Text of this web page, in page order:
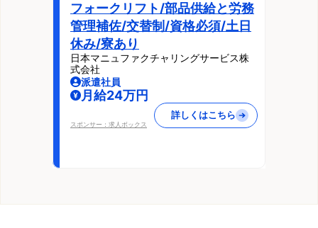
フォークリフト/部品供給と労務
管理補佐/交替制/資格必須/土日
休み/寮あり
日本マニュファクチャリングサービス株
式会社
派遣社員
月給24万円
スポンサー：求人ボックス
詳しくはこちら